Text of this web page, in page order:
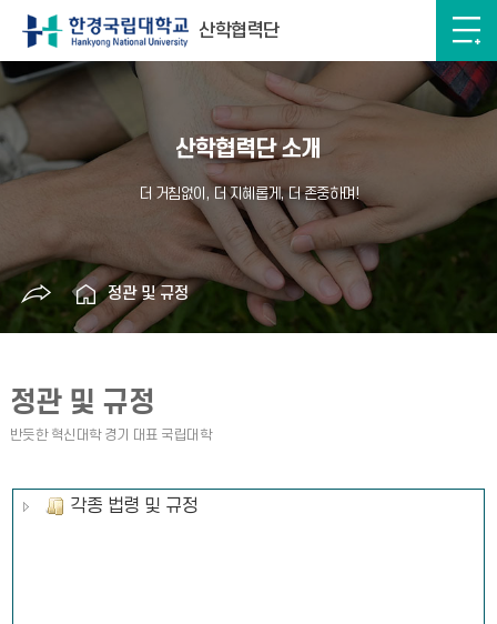
산학협력단
산학협력단 소개
정관 및 규정
정관 및 규정
각종 법령 및 규정